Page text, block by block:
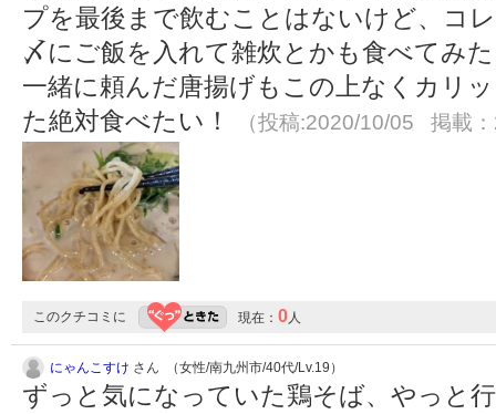
プを最後まで飲むことはないけど、コ
〆にご飯を入れて雑炊とかも食べてみ
一緒に頼んだ唐揚げもこの上なくカリ
た絶対食べたい！
（投稿:2020/10/05 掲載
このクチコミに 現在： 0人
にゃんこすけ さん （女性/南九州市/40代/Lv.19）
ずっと気になっていた鶏そば、やっと